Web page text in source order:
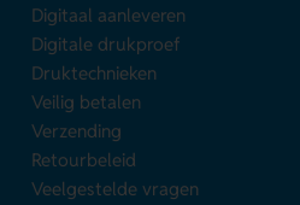
Digitaal aanleveren
Digitale drukproef
Druktechnieken
Veilig betalen
Verzending
Retourbeleid
Veelgestelde vragen